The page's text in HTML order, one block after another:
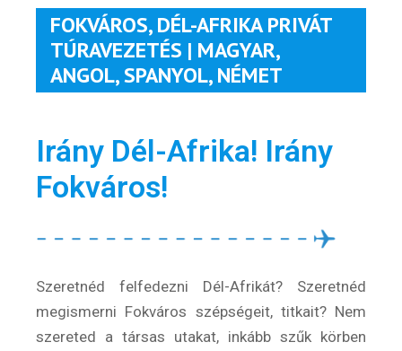
FOKVÁROS, DÉL-AFRIKA PRIVÁT
TÚRAVEZETÉS | MAGYAR,
ANGOL, SPANYOL, NÉMET
Irány Dél-Afrika! Irány
Fokváros!
Szeretnéd felfedezni Dél-Afrikát? Szeretnéd
megismerni Fokváros szépségeit, titkait? Nem
szereted a társas utakat, inkább szűk körben